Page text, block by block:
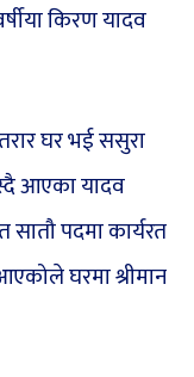
किरण यादव
घर भई ससुरा
आएका यादव
पदमा कार्यरत
घरमा श्रीमान